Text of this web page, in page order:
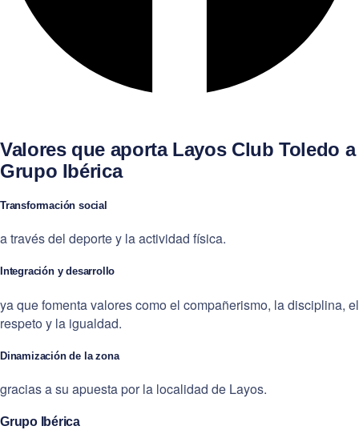
Valores que aporta Layos Club Toledo a
Grupo Ibérica
Transformación social
a través del deporte y la actividad física.
Integración y desarrollo
ya que fomenta valores como el compañerismo, la disciplina, el
respeto y la igualdad.
Dinamización de la zona
gracias a su apuesta por la localidad de Layos.
Grupo Ibérica